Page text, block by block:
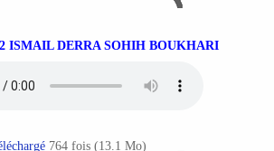
ISMAIL DERRA SOHIH BOUKHARI
764 fois (13.1 Mo)